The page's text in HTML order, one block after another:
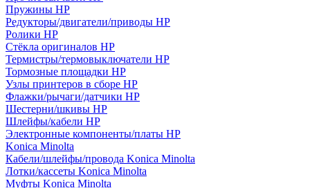
Пружины HP
Редукторы/двигатели/приводы HP
Ролики HP
Стёкла оригиналов HP
Термистры/термовыключатели HP
Тормозные площадки HP
Узлы принтеров в сборе HP
Флажки/рычаги/датчики HP
Шестерни/шкивы HP
Шлейфы/кабели HP
Электронные компоненты/платы HP
Konica Minolta
Кабели/шлейфы/провода Konica Minolta
Лотки/кассеты Konica Minolta
Муфты Konica Minolta